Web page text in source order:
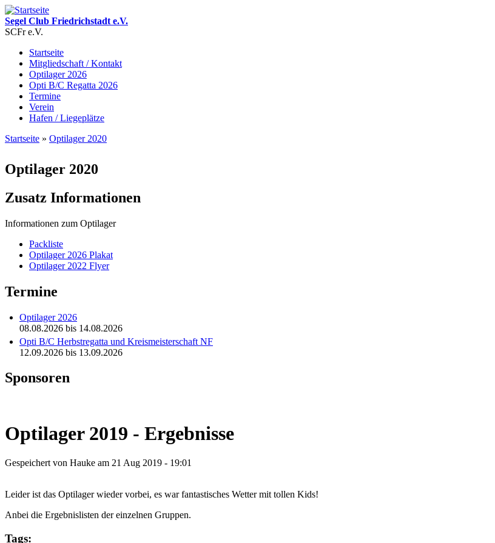
Direkt zum Inhalt
Segel Club Friedrichstadt e.V.
SCFr e.V.
Hauptmenü
Startseite
Mitgliedschaft / Kontakt
Optilager 2026
Opti B/C Regatta 2026
Termine
Verein
Hafen / Liegeplätze
Startseite » Optilager 2020
Optilager 2020
Zusatz Informationen
Informationen zum Optilager
Packliste
Optilager 2026 Plakat
Optilager 2022 Flyer
Termine
Optilager 2026
08.08.2026 bis 14.08.2026
Opti B/C Herbstregatta und Kreismeisterschaft NF
12.09.2026 bis 13.09.2026
Sponsoren
Optilager 2019 - Ergebnisse
Gespeichert von Hauke am 21 Aug 2019 - 19:01
Leider ist das Optilager wieder vorbei, es war fantastisches Wetter mit tollen Kids!
Anbei die Ergebnislisten der einzelnen Gruppen.
Tags: